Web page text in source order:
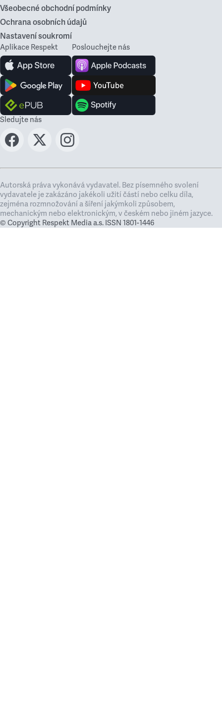
Všeobecné obchodní podmínky
Ochrana osobních údajů
Nastavení soukromí
Aplikace Respekt Poslouchejte nás
Sledujte nás
Autorská práva vykonává vydavatel. Bez písemného svolení
vydavatele je zakázáno jakékoli užití částí nebo celku díla,
zejména rozmnožování a šíření jakýmkoli způsobem,
mechanickým nebo elektronickým, v českém nebo jiném jazyce.
© Copyright Respekt Media a.s. ISSN 1801-1446